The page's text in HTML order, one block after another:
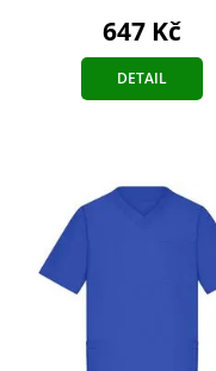
647 Kč
DETAIL